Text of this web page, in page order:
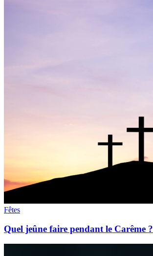
Fêtes
Quel jeûne faire pendant le Carême ?